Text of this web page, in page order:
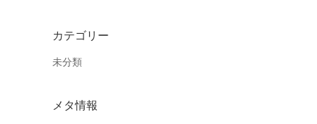
カテゴリー
未分類
メタ情報